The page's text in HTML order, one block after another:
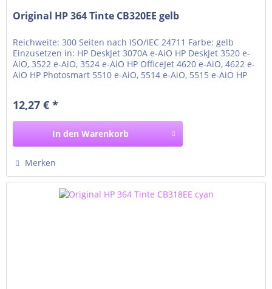
Original HP 364 Tinte CB320EE gelb
Reichweite: 300 Seiten nach ISO/IEC 24711 Farbe: gelb
Einzusetzen in: HP DeskJet 3070A e-AiO HP DeskJet 3520 e-
AiO, 3522 e-AiO, 3524 e-AiO HP OfficeJet 4620 e-AiO, 4622 e-
AiO HP Photosmart 5510 e-AiO, 5514 e-AiO, 5515 e-AiO HP
Photosmart 7510 e-AiO, 7520 e-AiO HP...
12,27 € *
In den Warenkorb
Merken